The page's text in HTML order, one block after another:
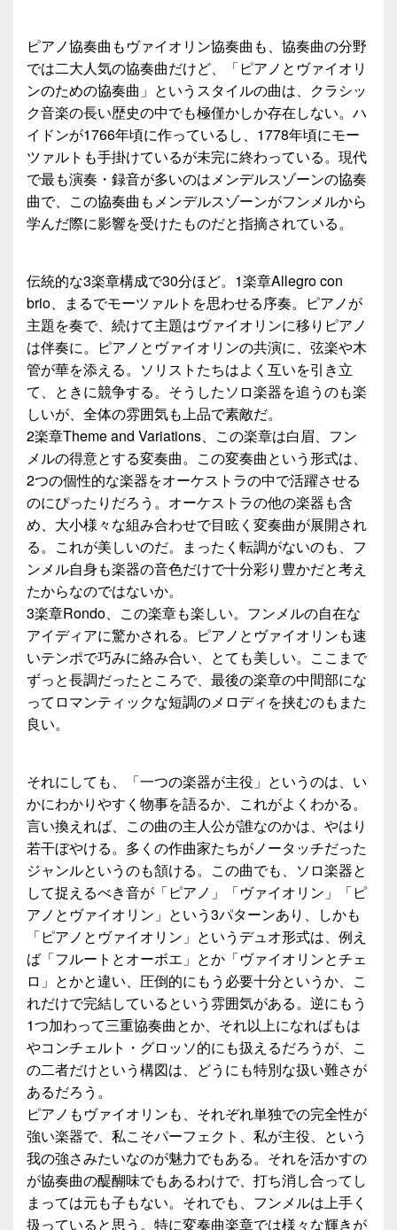
ピアノ協奏曲もヴァイオリン協奏曲も、協奏曲の分野
では二大人気の協奏曲だけど、「ピアノとヴァイオリ
ンのための協奏曲」というスタイルの曲は、クラシッ
ク音楽の長い歴史の中でも極僅かしか存在しない。ハ
イドンが1766年頃に作っているし、1778年頃にモー
ツァルトも手掛けているが未完に終わっている。現代
で最も演奏・録音が多いのはメンデルスゾーンの協奏
曲で、この協奏曲もメンデルスゾーンがフンメルから
学んだ際に影響を受けたものだと指摘されている。
伝統的な3楽章構成で30分ほど。1楽章Allegro con
brio、まるでモーツァルトを思わせる序奏。ピアノが
主題を奏で、続けて主題はヴァイオリンに移りピアノ
は伴奏に。ピアノとヴァイオリンの共演に、弦楽や木
管が華を添える。ソリストたちはよく互いを引き立
て、ときに競争する。そうしたソロ楽器を追うのも楽
しいが、全体の雰囲気も上品で素敵だ。
2楽章Theme and Variations、この楽章は白眉、フン
メルの得意とする変奏曲。この変奏曲という形式は、
2つの個性的な楽器をオーケストラの中で活躍させる
のにぴったりだろう。オーケストラの他の楽器も含
め、大小様々な組み合わせで目眩く変奏曲が展開され
る。これが美しいのだ。まったく転調がないのも、フ
ンメル自身も楽器の音色だけで十分彩り豊かだと考え
たからなのではないか。
3楽章Rondo、この楽章も楽しい。フンメルの自在な
アイディアに驚かされる。ピアノとヴァイオリンも速
いテンポで巧みに絡み合い、とても美しい。ここまで
ずっと長調だったところで、最後の楽章の中間部にな
ってロマンティックな短調のメロディを挟むのもまた
良い。
それにしても、「一つの楽器が主役」というのは、い
かにわかりやすく物事を語るか、これがよくわかる。
言い換えれば、この曲の主人公が誰なのかは、やはり
若干ぼやける。多くの作曲家たちがノータッチだった
ジャンルというのも頷ける。この曲でも、ソロ楽器と
して捉えるべき音が「ピアノ」「ヴァイオリン」「ピ
アノとヴァイオリン」という3パターンあり、しかも
「ピアノとヴァイオリン」というデュオ形式は、例え
ば「フルートとオーボエ」とか「ヴァイオリンとチェ
ロ」とかと違い、圧倒的にもう必要十分というか、こ
れだけで完結しているという雰囲気がある。逆にもう
1つ加わって三重協奏曲とか、それ以上になればもは
やコンチェルト・グロッソ的にも扱えるだろうが、こ
の二者だけという構図は、どうにも特別な扱い難さが
あるだろう。
ピアノもヴァイオリンも、それぞれ単独での完全性が
強い楽器で、私こそパーフェクト、私が主役、という
我の強さみたいなのが魅力でもある。それを活かすの
が協奏曲の醍醐味でもあるわけで、打ち消し合ってし
まっては元も子もない。それでも、フンメルは上手く
扱っていると思う。特に変奏曲楽章では様々な輝きが